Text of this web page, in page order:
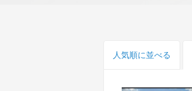
人気順に並べる